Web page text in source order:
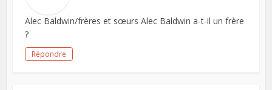
Alec Baldwin/frères et sœurs Alec Baldwin a-t-il un frère
?
Répondre